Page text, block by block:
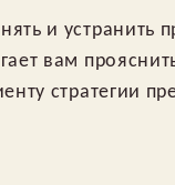
и устранить
вам
стратегии